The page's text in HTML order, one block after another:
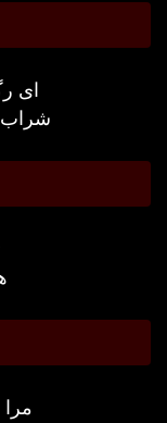
ای
شراب
مرا